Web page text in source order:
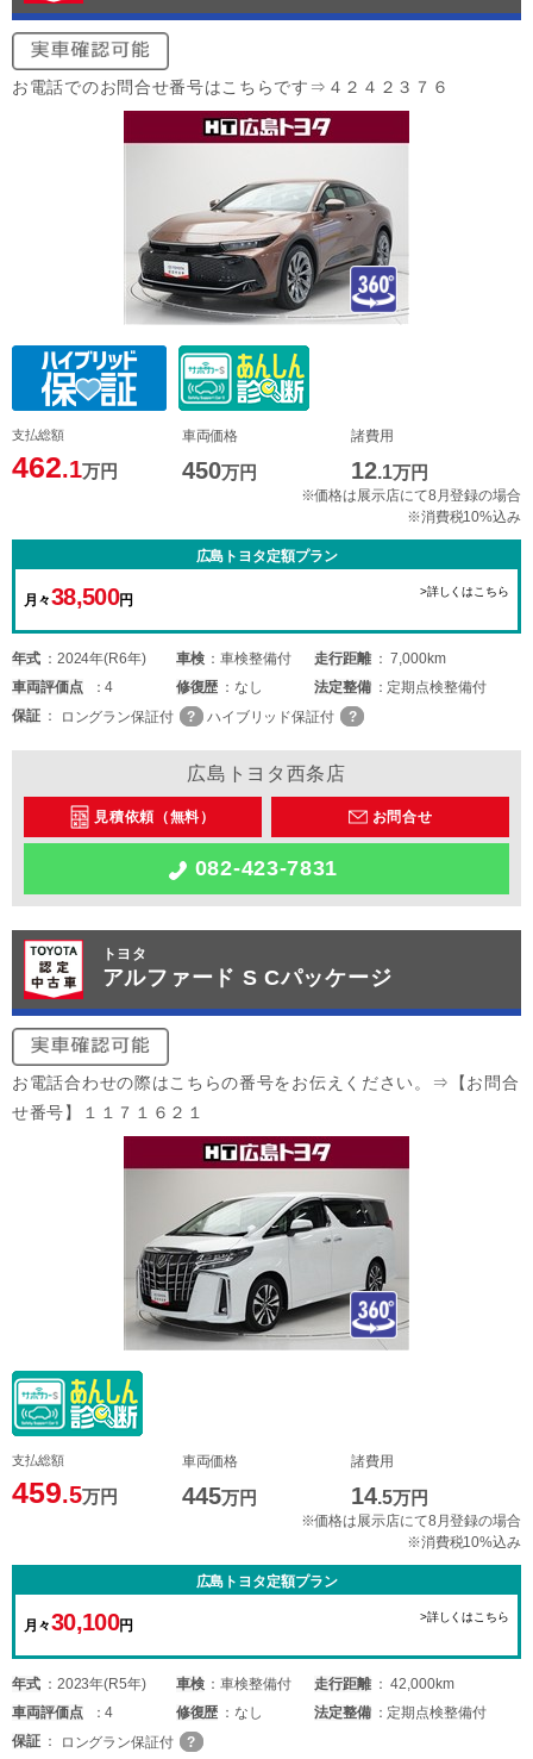
お電話でのお問合せ番号はこちらです⇒４２４２３７６
支払総額
462.1万円
車両価格
450万円
諸費用
12.1万円
※価格は展示店にて8月登録の場合
※消費税10%込み
広島トヨタ定額プラン
月々38,500円
>詳しくはこちら
年式 2024年(R6年) 車検 車検整備付 走行距離
7,000km
車両評価点 4 修復歴 なし 法定整備
定期点検整備付
保証
ロングラン保証付 ハイブリッド保証付
広島トヨタ西条店
見積依頼（無料） お問合せ
082-423-7831
トヨタ
アルファード S Cパッケージ
お電話合わせの際はこちらの番号をお伝えください。⇒【お問合
せ番号】１１７１６２１
支払総額
459.5万円
車両価格
445万円
諸費用
14.5万円
※価格は展示店にて8月登録の場合
※消費税10%込み
広島トヨタ定額プラン
月々30,100円
>詳しくはこちら
年式 2023年(R5年) 車検 車検整備付 走行距離
42,000km
車両評価点 4 修復歴 なし 法定整備
定期点検整備付
保証
ロングラン保証付